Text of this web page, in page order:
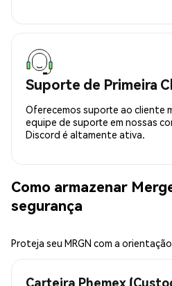
Suporte de Primeira
Oferecemos suporte ao cliente
equipe de suporte em nossas
Discord é altamente ativa.
Como armazenar
segurança
Proteja seu MRGN com a
Carteira Phemex